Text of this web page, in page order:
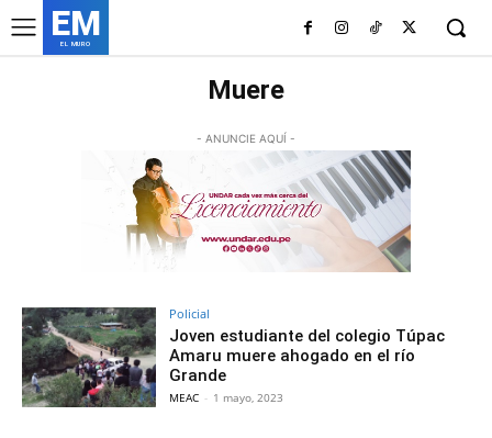
EM
EL MURO
Muere
- ANUNCIE AQUÍ -
Policial
Joven estudiante del colegio Túpac
Amaru muere ahogado en el río
Grande
MEAC - 1 mayo, 2023